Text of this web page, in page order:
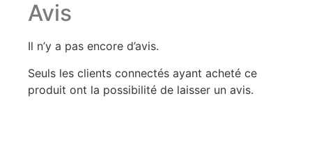
Avis
Il n’y a pas encore d’avis.
Seuls les clients connectés ayant acheté ce
produit ont la possibilité de laisser un avis.